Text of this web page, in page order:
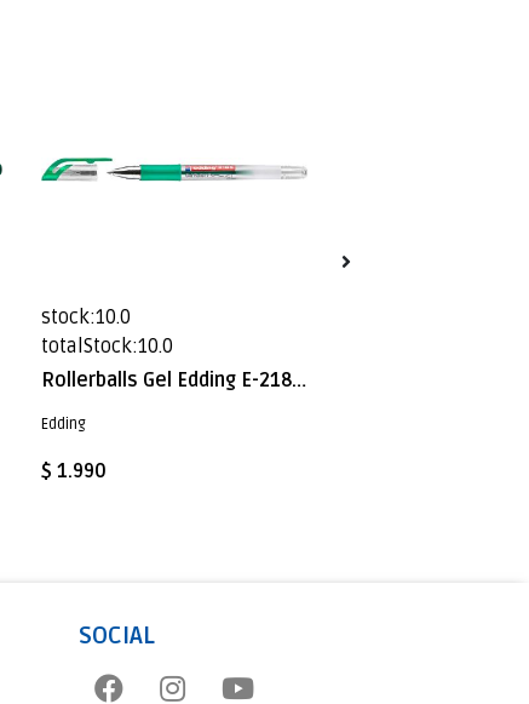
stock:10.0
totalStock:10.0
Rollerballs Gel Edding E-2185 Verde
Edding
$ 1.990
SOCIAL